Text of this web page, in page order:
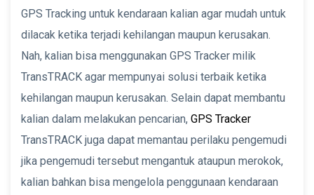
GPS Tracking untuk kendaraan kalian agar mudah untuk
dilacak ketika terjadi kehilangan maupun kerusakan.
Nah, kalian bisa menggunakan GPS Tracker milik
TransTRACK agar mempunyai solusi terbaik ketika
kehilangan maupun kerusakan. Selain dapat membantu
kalian dalam melakukan pencarian, GPS Tracker
TransTRACK juga dapat memantau perilaku pengemudi
jika pengemudi tersebut mengantuk ataupun merokok,
kalian bahkan bisa mengelola penggunaan kendaraan